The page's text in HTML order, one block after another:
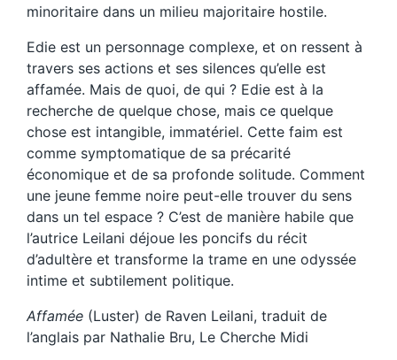
minoritaire dans un milieu majoritaire hostile.
Edie est un personnage complexe, et on ressent à
travers ses actions et ses silences qu’elle est
affamée. Mais de quoi, de qui ? Edie est à la
recherche de quelque chose, mais ce quelque
chose est intangible, immatériel. Cette faim est
comme symptomatique de sa précarité
économique et de sa profonde solitude. Comment
une jeune femme noire peut-elle trouver du sens
dans un tel espace ? C’est de manière habile que
l’autrice Leilani déjoue les poncifs du récit
d’adultère et transforme la trame en une odyssée
intime et subtilement politique.
Affamée (Luster) de Raven Leilani, traduit de
l’anglais par Nathalie Bru, Le Cherche Midi